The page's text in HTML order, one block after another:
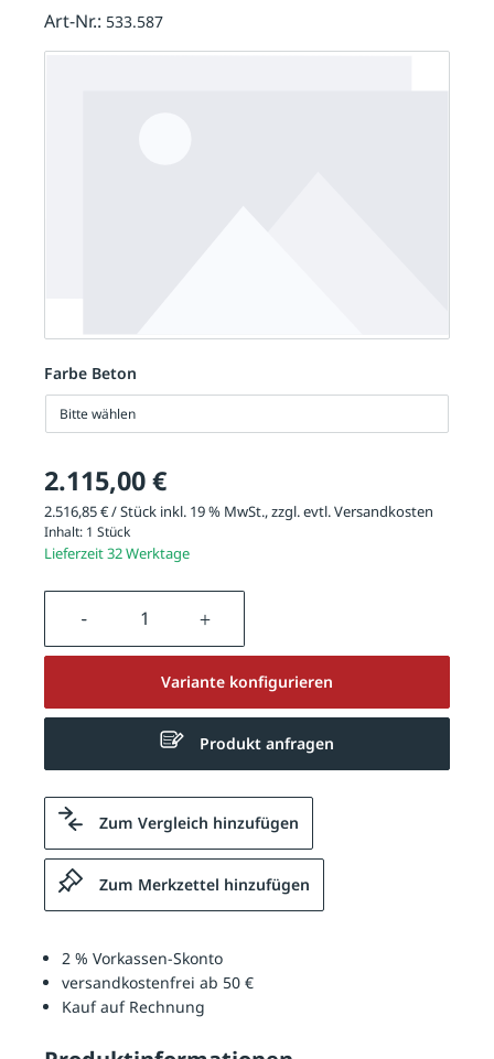
Farbe Beton
Bitte wählen
2.115,00 €
2.516,85 € / Stück inkl. 19 % MwSt., zzgl. evtl.Versandkosten
Inhalt: 1 Stück
Lieferzeit 32 Werktage
Produkt Anzahl: Gib den
Variante konfigurieren
Produkt anfragen
Zum Vergleich hinzufügen
Zum Merkzettel hinzufügen
2 % Vorkassen-Skonto
versandkostenfrei ab 50 €
Kauf auf Rechnung
Art-Nr.: 533.587